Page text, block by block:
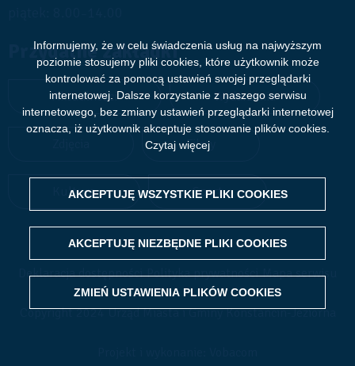
Informujemy, że w celu świadczenia usług na najwyższym
poziomie stosujemy pliki cookies, które użytkownik może
kontrolować za pomocą ustawień swojej przeglądarki
internetowej. Dalsze korzystanie z naszego serwisu
internetowego, bez zmiany ustawień przeglądarki internetowej
oznacza, iż użytkownik akceptuje stosowanie plików cookies.
Czytaj więcej
AKCEPTUJĘ WSZYSTKIE PLIKI COOKIES
AKCEPTUJĘ NIEZBĘDNE PLIKI COOKIES
WITHDRAW CONSENT
ZMIEŃ USTAWIENIA PLIKÓW COOKIES
Przydatne zakładki
Aktualności Wydarzenia
Filmy
Kultura Sport
Copyright 2024 Urząd Miasta i Gminy Konstancin-Jeziorna
Deklaracja dostępności Polityka prywatności Mapa serwisu